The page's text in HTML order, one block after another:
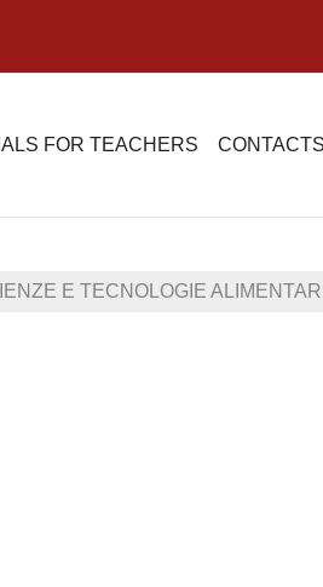
FOR TEACHERS CONTACTS
E TECNOLOGIE ALIMENTARI